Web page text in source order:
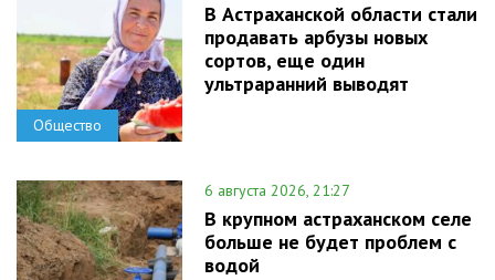
Общество
В Астраханской области стали
продавать арбузы новых
сортов, еще один
ультраранний выводят
6 августа 2026, 21:27
В крупном астраханском селе
больше не будет проблем с
водой